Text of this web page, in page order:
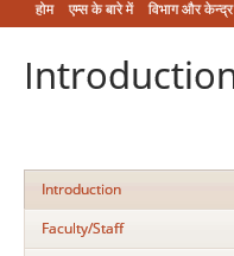
होम एम्‍स के बारे में विभाग और केन्‍द्र
Introduction
Faculty/Staff